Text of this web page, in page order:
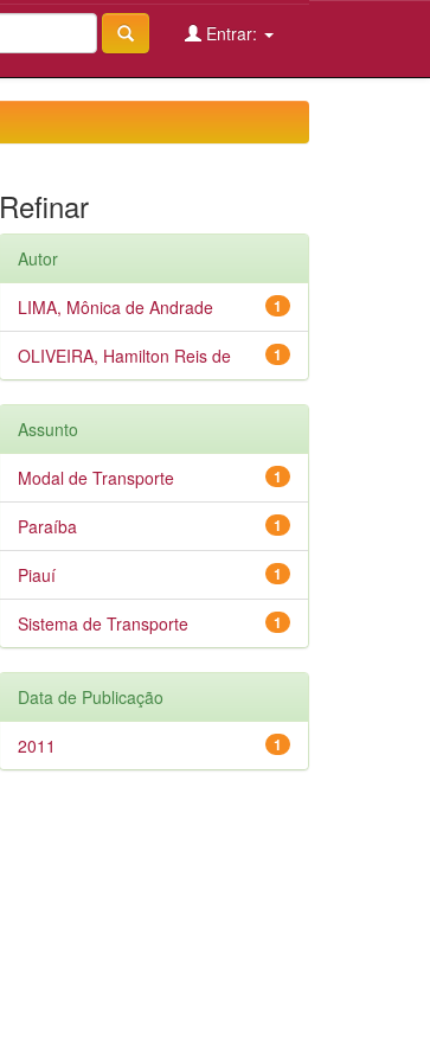
Entrar:
Refinar
Autor
1
LIMA, Mônica de Andrade
1
OLIVEIRA, Hamilton Reis de
Assunto
1
Modal de Transporte
1
Paraíba
1
Piauí
1
Sistema de Transporte
Data de Publicação
1
2011